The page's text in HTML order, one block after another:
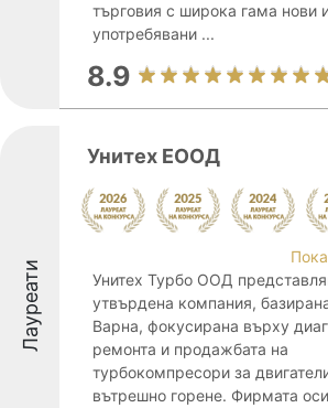
търговия с широка гама нови
употребявани ...
8.9
Лауреати
Унитех ЕООД
Унитех Турбо ООД
утвърдена компания,
Варна, фокусирана върху
ремонта и продажбата на
турбокомпресори за
вътрешно горене. Фирмата